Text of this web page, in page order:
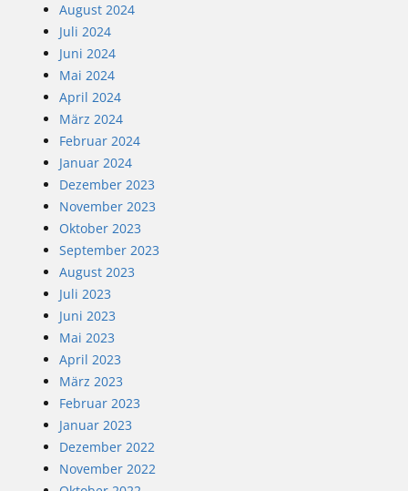
August 2024
Juli 2024
Juni 2024
Mai 2024
April 2024
März 2024
Februar 2024
Januar 2024
Dezember 2023
November 2023
Oktober 2023
September 2023
August 2023
Juli 2023
Juni 2023
Mai 2023
April 2023
März 2023
Februar 2023
Januar 2023
Dezember 2022
November 2022